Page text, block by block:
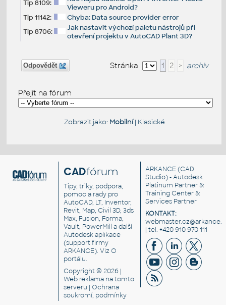
Tip 8109:
Vieweru pro Android?
Tip 11142:
Chyba: Data source provider error
Tip 8706:
Jak nastavit výchozí paletu nástrojů při
otevření projektu v AutoCAD Plant 3D?
Odpovědět Stránka 1 2 > archiv
Přejít na fórum
Zobrazit jako: Mobilní| Klasické
CADfórum
Tipy, triky, podpora,
pomoc a rady pro
AutoCAD, LT, Inventor,
Revit, Map, Civil 3D, 3ds
Max, Fusion, Forma,
Vault, PowerMill a další
Autodesk aplikace
(support firmy
ARKANCE). VizO
portálu.
Copyright © 2026 |
Web reklama na tomto
serveru |Ochrana
soukromí, podmínky
ARKANCE (CAD
Studio) - Autodesk
Platinum Partner &
Training Center &
Services Partner
KONTAKT:
| tel. +420 910 970 111